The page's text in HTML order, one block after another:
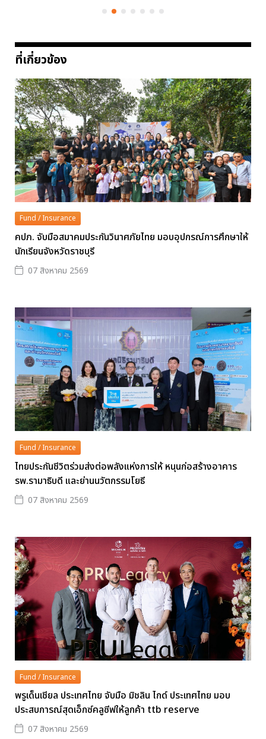
ที่เกี่ยวข้อง
Fund / Insurance
คปภ. จับมือสมาคมประกันวินาศภัยไทย มอบอุปกรณ์การศึกษาให้
นักเรียนจังหวัดราชบุรี
07 สิงหาคม 2569
Fund / Insurance
ไทยประกันชีวิตร่วมส่งต่อพลังแห่งการให้ หนุนก่อสร้างอาคาร
รพ.รามาธิบดี และย่านนวัตกรรมโยธี
07 สิงหาคม 2569
Fund / Insurance
พรูเด็นเชียล ประเทศไทย จับมือ มิชลิน ไกด์ ประเทศไทย มอบ
ประสบการณ์สุดเอ็กซ์คลูซีฟให้ลูกค้า ttb reserve
07 สิงหาคม 2569